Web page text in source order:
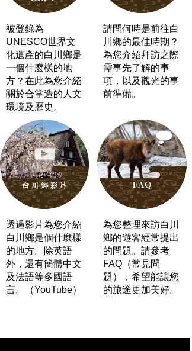
被登錄為
UNESCO世界文
化遺產的白川鄉是
一個什麼樣的地
方？在此為您介紹
關於合掌造的人文
環境及歷史。
請問何時是前往白
川鄉的最佳時期？
為您介紹拜訪之際
需事先了解的事
項，以及觀光的事
前準備。
透過影片為您介紹
白川鄉是個什麼樣
的地方。除英語
外，還有簡體中文
及法語等多國語
言。（YouTube）
為您整理來訪白川
鄉的遊客經常提出
的問題。請參考
FAQ（常見問
題），希望能讓您
的旅途更加美好。